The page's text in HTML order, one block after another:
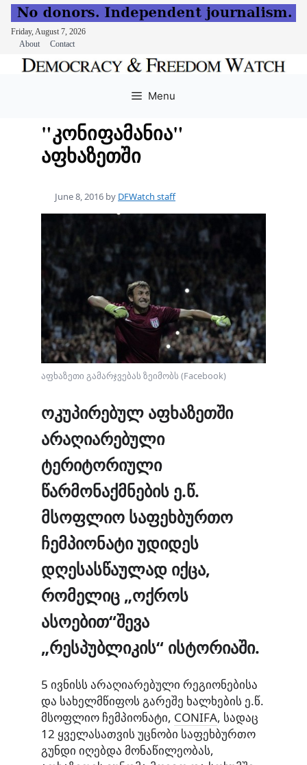
Friday, August 7, 2026
About
Contact
Menu
"კონიფამანია"
აფხაზეთში
June 8, 2016 by DFWatch staff
აფხაზეთი გამარჯვებას ზეიმობს (Facebook)
ოკუპირებულ აფხაზეთში
არაღიარებული
ტერიტორიული
წარმონაქმნების ე.წ.
მსოფლიო საფეხბურთო
ჩემპიონატიუდიდეს
დღესასწაულად იქცა,
რომელიც „ოქროს
ასოებით“შევა
„რესპუბლიკის“ ისტორიაში.
5 ივნისს არაღიარებული რეგიონებისა
და სახელმწიფოს გარეშე ხალხების ე.წ.
მსოფლიო ჩემპიონატი, CONIFA, სადაც
12 ყველასათვის უცნობი საფეხბურთო
გუნდი იღებდა მონაწილეობას,